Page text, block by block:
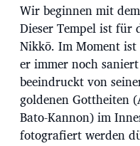
Wir beginnen mit
Dieser Tempel ist für
Nikkō. Im Moment
er immer noch
beeindruckt von
goldenen Gottheiten
Bato-Kannon) im
fotografiert werden